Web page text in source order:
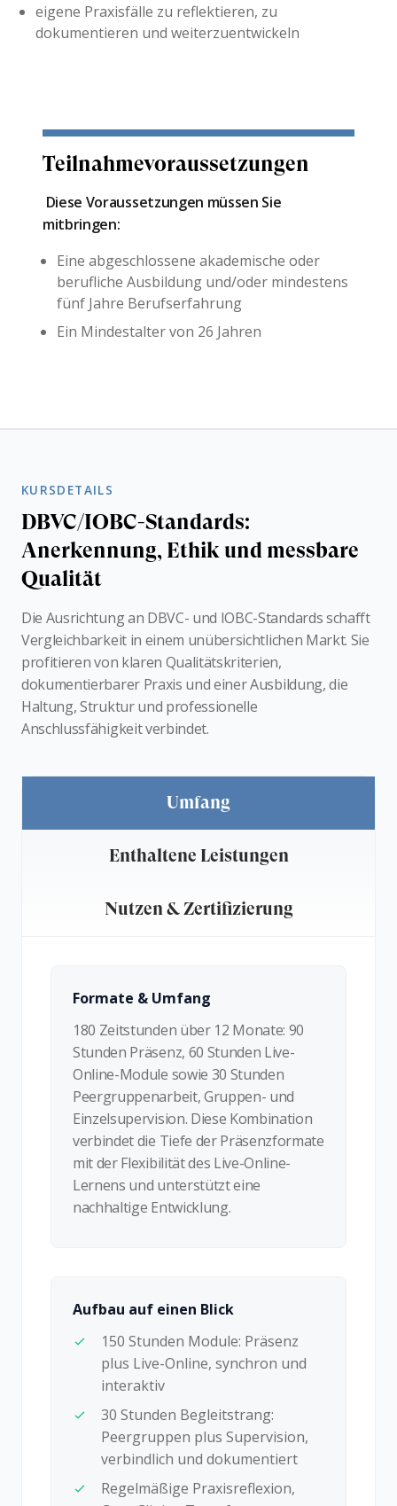
eigene Praxisfälle zu reflektieren, zu
dokumentieren und weiterzuentwickeln
Teilnahmevoraussetzungen
Diese Voraussetzungen müssen Sie
mitbringen:
Eine abgeschlossene akademische oder
berufliche Ausbildung und/oder mindestens
fünf Jahre Berufserfahrung
Ein Mindestalter von 26 Jahren
KURSDETAILS
DBVC/IOBC-Standards:
Anerkennung, Ethik und messbare
Qualität
Die Ausrichtung an DBVC- und IOBC-Standards schafft
Vergleichbarkeit in einem unübersichtlichen Markt. Sie
profitieren von klaren Qualitätskriterien,
dokumentierbarer Praxis und einer Ausbildung, die
Haltung, Struktur und professionelle
Anschlussfähigkeit verbindet.
Umfang
Enthaltene Leistungen
Nutzen & Zertifizierung
Formate & Umfang
180 Zeitstunden über 12 Monate: 90
Stunden Präsenz, 60 Stunden Live-
Online-Module sowie 30 Stunden
Peergruppenarbeit, Gruppen- und
Einzelsupervision. Diese Kombination
verbindet die Tiefe der Präsenzformate
mit der Flexibilität des Live-Online-
Lernens und unterstützt eine
nachhaltige Entwicklung.
Aufbau auf einen Blick
150 Stunden Module: Präsenz
plus Live-Online, synchron und
interaktiv
30 Stunden Begleitstrang:
Peergruppen plus Supervision,
verbindlich und dokumentiert
Regelmäßige Praxisreflexion,